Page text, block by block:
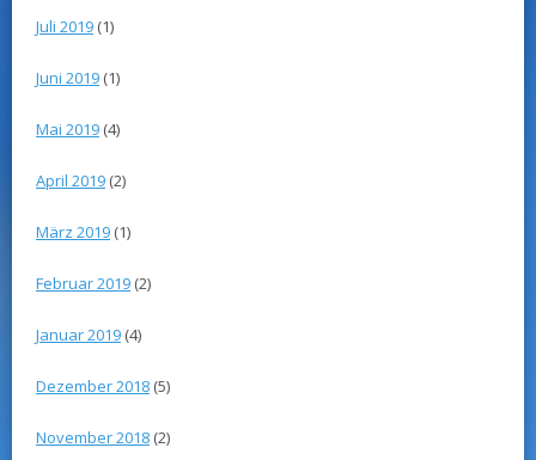
Juli 2019 (1)
Juni 2019 (1)
Mai 2019 (4)
April 2019 (2)
März 2019 (1)
Februar 2019 (2)
Januar 2019 (4)
Dezember 2018 (5)
November 2018 (2)